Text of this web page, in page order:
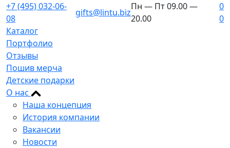
+7 (495) 032-06-
08
gifts@lintu.biz
Пн — Пт 09.00 —
20.00
0
0
Каталог
Портфолио
Отзывы
Пошив мерча
Детские подарки
О нас
Наша концепция
История компании
Вакансии
Новости